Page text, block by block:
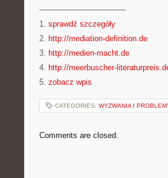
———————————
1. sprawdź szczegóły
2. http://mediation-definition.de
3. http://medien-macht.de
4. http://meerbuscher-
5. zobacz wpis
CATEGORIES: WYZWANIA I
Comments are closed.